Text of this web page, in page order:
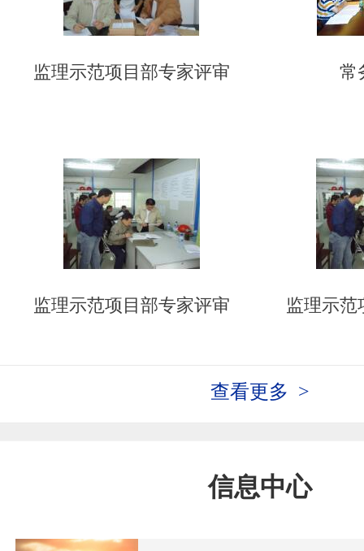
监理示范项目部专家评审 常
监理示范项目部专家评审 监理示范
查看更多 >
信息中心